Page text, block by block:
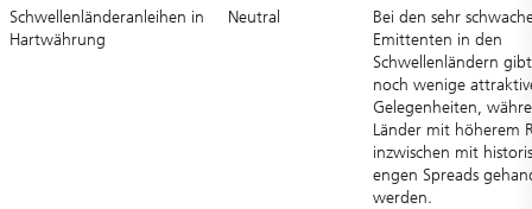
Schwellenländeranleihen in
Hartwährung
Neutral
Bei den sehr
Emittenten in den
Schwellenländern
noch wenige
Gelegenheiten,
Länder mit höherem
inzwischen mit
engen Spreads
werden.